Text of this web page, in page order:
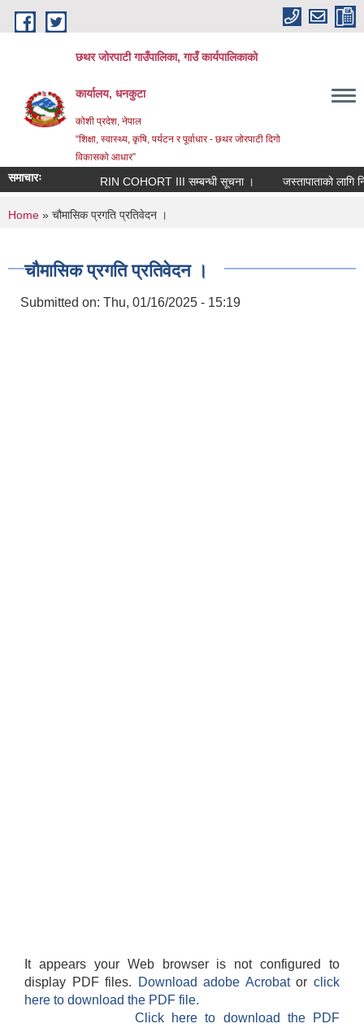
Skip to main content
छथर जोरपाटी गाउँपालिका, गाउँ कार्यपालिकाको
कार्यालय, धनकुटा
कोशी प्रदेश, नेपाल
“शिक्षा, स्वास्थ्य, कृषि, पर्यटन र पूर्वाधार - छथर जोरपाटी दिगो
विकासको आधार”
समाचारः RIN COHORT III सम्बन्धी सूचना । जस्तापाताको लागि
You are here
Home » चौमासिक प्रगति प्रतिवेदन ।
चौमासिक प्रगति प्रतिवेदन ।
Submitted on: Thu, 01/16/2025 - 15:19
It appears your Web browser is not configured to
display PDF files.
Download adobe Acrobatorclick
here to download the PDF file.
Click here to download the PDF